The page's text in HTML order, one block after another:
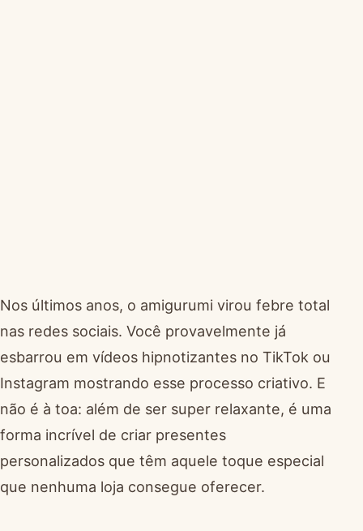
Nos últimos anos, o amigurumi virou febre total
nas redes sociais. Você provavelmente já
esbarrou em vídeos hipnotizantes no TikTok ou
Instagram mostrando esse processo criativo. E
não é à toa: além de ser super relaxante, é uma
forma incrível de criar presentes
personalizados que têm aquele toque especial
que nenhuma loja consegue oferecer.